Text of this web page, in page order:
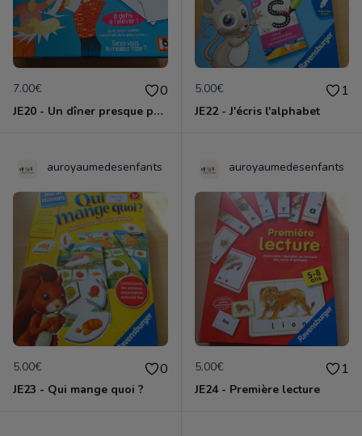
7.00€ 0
JE20 - Un dîner presque parfait
5.00€ 1
JE22 - J'écris l'alphabet
auroyaumedesenfants
5.00€ 0
JE23 - Qui mange quoi ?
auroyaumedesenfants
5.00€ 1
JE24 - Première lecture